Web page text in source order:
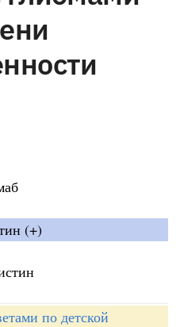
(+)
по детской